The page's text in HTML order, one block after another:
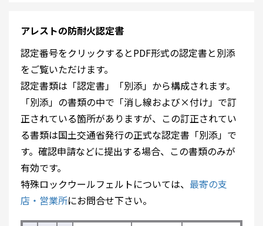
アレストの防耐火認定書
認定番号をクリックするとPDF形式の認定書と別添
をご覧いただけます。
認定書類は「認定書」「別添」から構成されます。
「別添」の書類の中で「消し線および×付け」で訂
正されている箇所がありますが、この訂正されてい
る書類は国土交通省発行の正式な認定書「別添」で
す。確認申請などに提出する場合、この書類のみが
有効です。
特殊ロックウールフェルトについては、 最寄の支
店・営業所にお問合せ下さい。